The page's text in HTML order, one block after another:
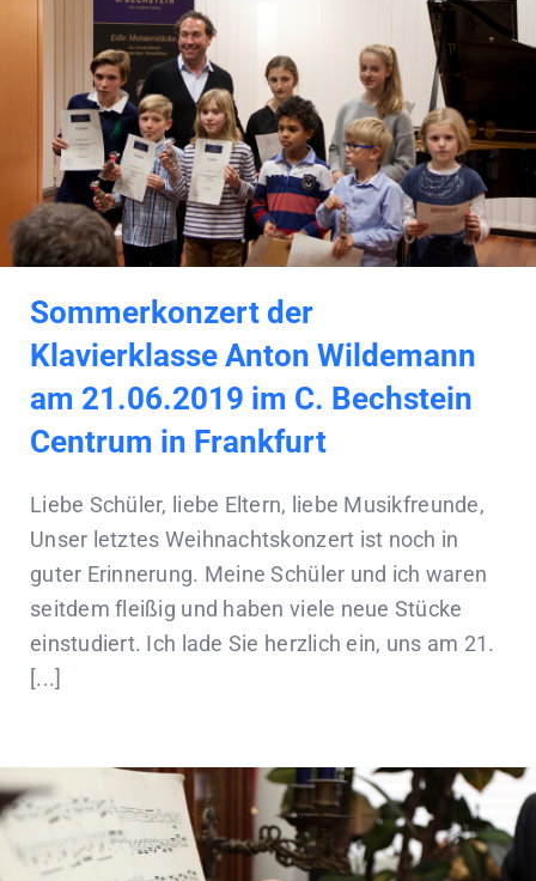
Sommerkonzert der
Klavierklasse Anton Wildemann
am 21.06.2019 im C. Bechstein
Centrum in Frankfurt
Liebe Schüler, liebe Eltern, liebe Musikfreunde,
Unser letztes Weihnachtskonzert ist noch in
guter Erinnerung. Meine Schüler und ich waren
seitdem fleißig und haben viele neue Stücke
einstudiert. Ich lade Sie herzlich ein, uns am 21.
[...]